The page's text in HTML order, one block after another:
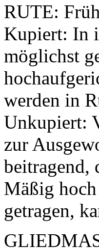
RUTE:
Kupiert: In
möglichst
werden in
Unkupiert:
zur
beitragend,
Mäßig
getragen,